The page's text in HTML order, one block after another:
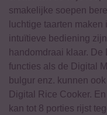
smakelijke soepen
luchtige taarten
intuïtieve bediening
handomdraai klaar.
functies als de Digital
bulgur enz. kunnen
Digital Rice Cooker.
kan tot 8 porties rijst